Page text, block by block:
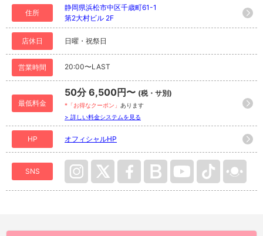
住所
静岡県浜松市中区千歳町61-1
第2大村ビル 2F
店休日 日曜・祝祭日
営業時間 20:00〜LAST
最低料金
50分 6,500円〜 (税・サ別)
*「お得なクーポン」 あります
> 詳しい料金システムを見る
HP オフィシャルHP
SNS